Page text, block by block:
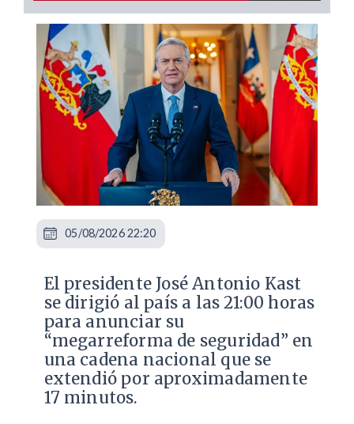
El presidente José Antonio Kast
se dirigió al país a las 21:00 horas
para anunciar su
“megarreforma de seguridad” en
una cadena nacional que se
extendió por aproximadamente
17 minutos.
05/08/2026 22:20